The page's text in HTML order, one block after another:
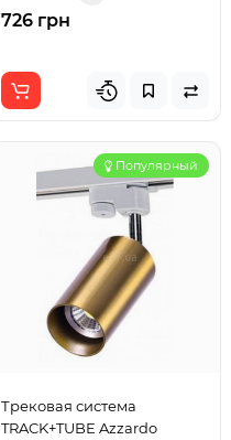
726 грн
Популярный
Трековая система
TRACK+TUBE Azzardo